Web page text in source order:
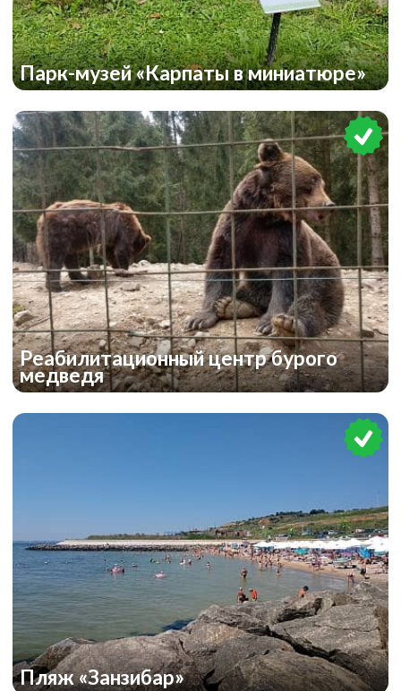
Парк-музей «Карпаты в миниатюре»
Реабилитационный центр бурого
медведя
Пляж «Занзибар»